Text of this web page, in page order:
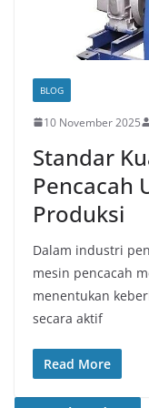
BLOG
10 November 2025
Standar
Pencacah
Produksi
Dalam industri
mesin pencacah
menentukan
secara aktif
Read More